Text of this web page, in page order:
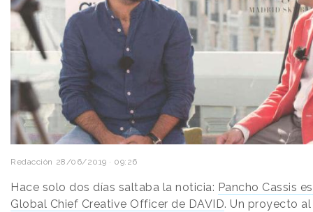
Redacción 28/06/2019 · 09:26
Hace solo dos días saltaba la noticia: Pancho Cassis
Global Chief Creative Officer de DAVID. Un proyecto